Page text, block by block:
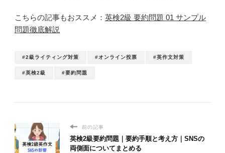
こちらの記事もおススメ： 英検2級 要約問題 01 サンプル
問題徹底解説
#2級ライティング対策 #オンライン投票 #英作文対策
#英検2級 #要約問題
前の記事
英検2級要約問題｜要約手順と考え方｜SNSの
両側面についてまとめる